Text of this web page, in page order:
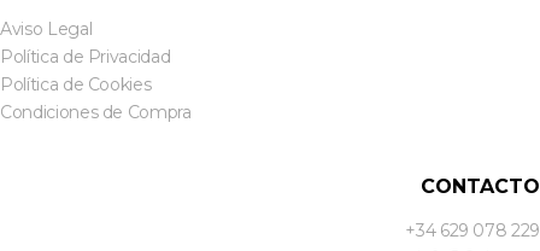
Aviso Legal
Política de Privacidad
Política de Cookies
Condiciones de Compra
CONTACTO
+34 629 078 229